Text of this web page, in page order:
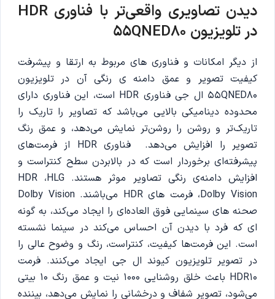
دیدن تصاویری واقعی‌تر با فناوری HDR
در تلویزیون 55QNED80
از دیگر امکانات و فناوری های مربوط به ارتقا و پیشرفت
کیفیت تصویر و عمق دامنه ی رنگی آن در تلویزیون
55QNED80 ال جی فناوری HDR است، این فناوری دارای
محدوده دینامیکی بالایی می‌باشد که تصاویر را تاریک را
تاریک‌تر و روشن را روشن‌تر نمایش می‌دهد، و عمق رنگ
تصویر را افزایش می‌دهد. فناوری HDR از فرمت‌های
پیشرفته‌ای برخوردار است که در بالابردن سطح کنتراست و
افزایش دامنه‌ی رنگی تصاویر موثر هستند. HDR ،HLG
،Dolby Vision فرمت های HDR می‌باشند. Dolby Vision
صحنه های سینمایی فوق العاده‌ای را ایجاد می‌کند، به گونه
ای که فرد با دیدن آن احساس می‌کند در سینما نشسته
است. این فرمت‌ها کیفیت، کنتراست، رنگ و وضوح عالی را
در تصویر تلویزیون کیوند ال جی ایجاد می‌کنند. فرمت
HDR10 باعث خلق روشنایی 1000 نیت و عمق رنگ 10 بیتی
می‌شود، تصویر شفاف و درخشانی را نمایش می‌دهد، بیننده